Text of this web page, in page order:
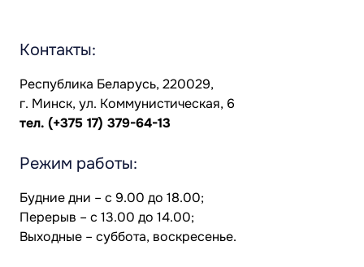
Контакты:
Республика Беларусь, 220029,
г. Минск, ул. Коммунистическая, 6
тел. (+375 17) 379-64-13
Режим работы:
Будние дни – с 9.00 до 18.00;
Перерыв – с 13.00 до 14.00;
Выходные – суббота, воскресенье.